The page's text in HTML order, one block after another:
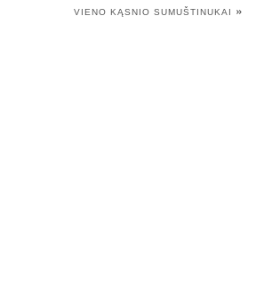
VIENO KĄSNIO SUMUŠTINUKAI »